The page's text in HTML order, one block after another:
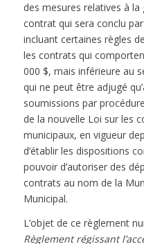
des mesures relatives à
contrat qui sera conclu
incluant certaines règles
les contrats qui
000 $, mais inférieure au
qui ne peut être adjugé
soumissions par
de la nouvelle Loi sur les
municipaux, en vigueur
d’établir les dispositions
pouvoir d’autoriser des
contrats au nom de la
Municipal.
L’objet de ce règlement
Règlement régissant